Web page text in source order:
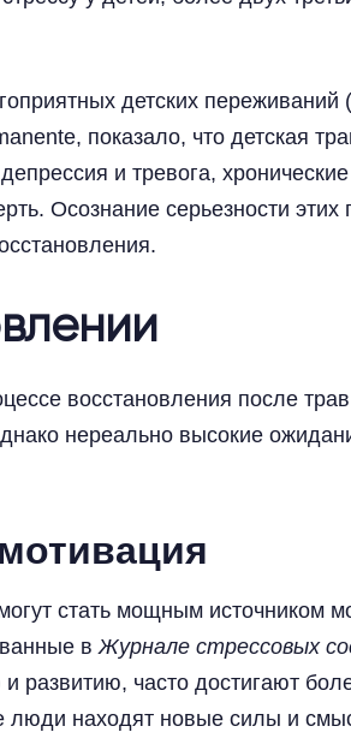
детских
показало, что детская
и тревога,
Осознание серьезности этих
восстановления после
нереально высокие
стать мощным источником
вЖурнале стрессовых
развитию, часто достигают
люди находят новые силы и